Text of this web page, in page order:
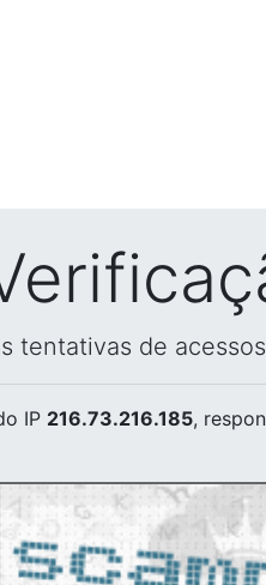
tentativas de
IP 216.73.216.185,